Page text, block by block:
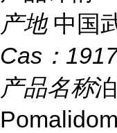
产地 中国
Cas：
产品名称